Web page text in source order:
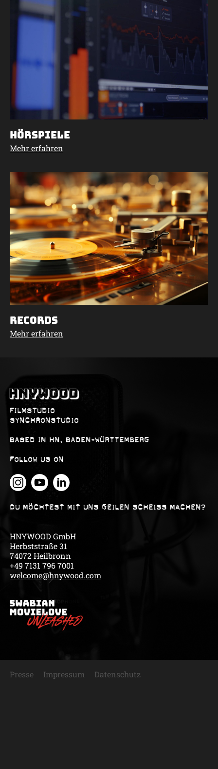
Hörspiele
Mehr erfahren
Records
Mehr erfahren
FILMSTUDIO
SYNCHRONSTUDIO
BASED IN HN, BADEN-WÜRTTEMBERG
FOLLOW US ON
DU MÖCHTEST MIT UNS GEILEN SCHEISS MACHEN?
HNYWOOD GmbH
Herbststraße 31
74072 Heilbronn
+49 7131 796 7001
welcome@hnywood.com
Presse Impressum Datenschutz